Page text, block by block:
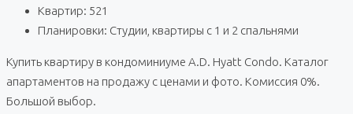
Квартир: 521
Планировки: Студии, квартиры с 1 и 2 спальнями
Купить квартиру в кондоминиуме A.D. Hyatt Condo. Каталог
апартаментов на продажу с ценами и фото. Комиссия 0%.
Большой выбор.